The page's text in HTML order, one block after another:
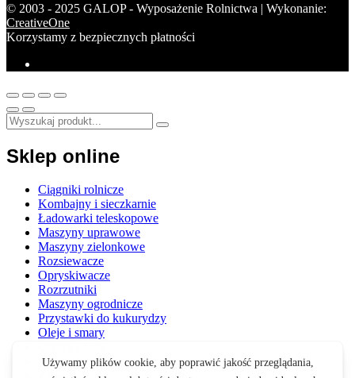
© 2003 - 2025 GALOP - Wyposażenie Rolnictwa | Wykonanie:
CreativeOne
Korzystamy z bezpiecznych płatności
Sklep online
Ciągniki rolnicze
Kombajny i sieczkarnie
Ładowarki teleskopowe
Maszyny uprawowe
Maszyny zielonkowe
Rozsiewacze
Opryskiwacze
Rozrzutniki
Maszyny ogrodnicze
Przystawki do kukurydzy
Oleje i smary
Akcesoria